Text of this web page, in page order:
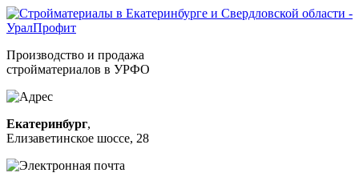
Производство и продажа
стройматериалов в УРФО
Екатеринбург,
Елизаветинское шоссе, 28